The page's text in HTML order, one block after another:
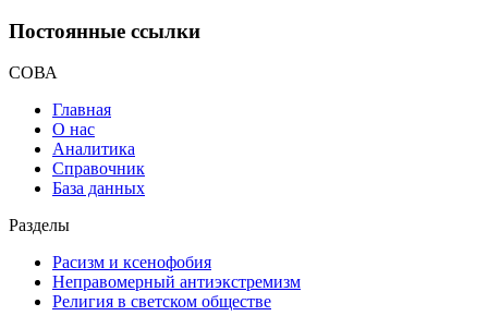
Постоянные ссылки
СОВА
Главная
О нас
Аналитика
Справочник
База данных
Разделы
Расизм и ксенофобия
Неправомерный антиэкстремизм
Религия в светском обществе